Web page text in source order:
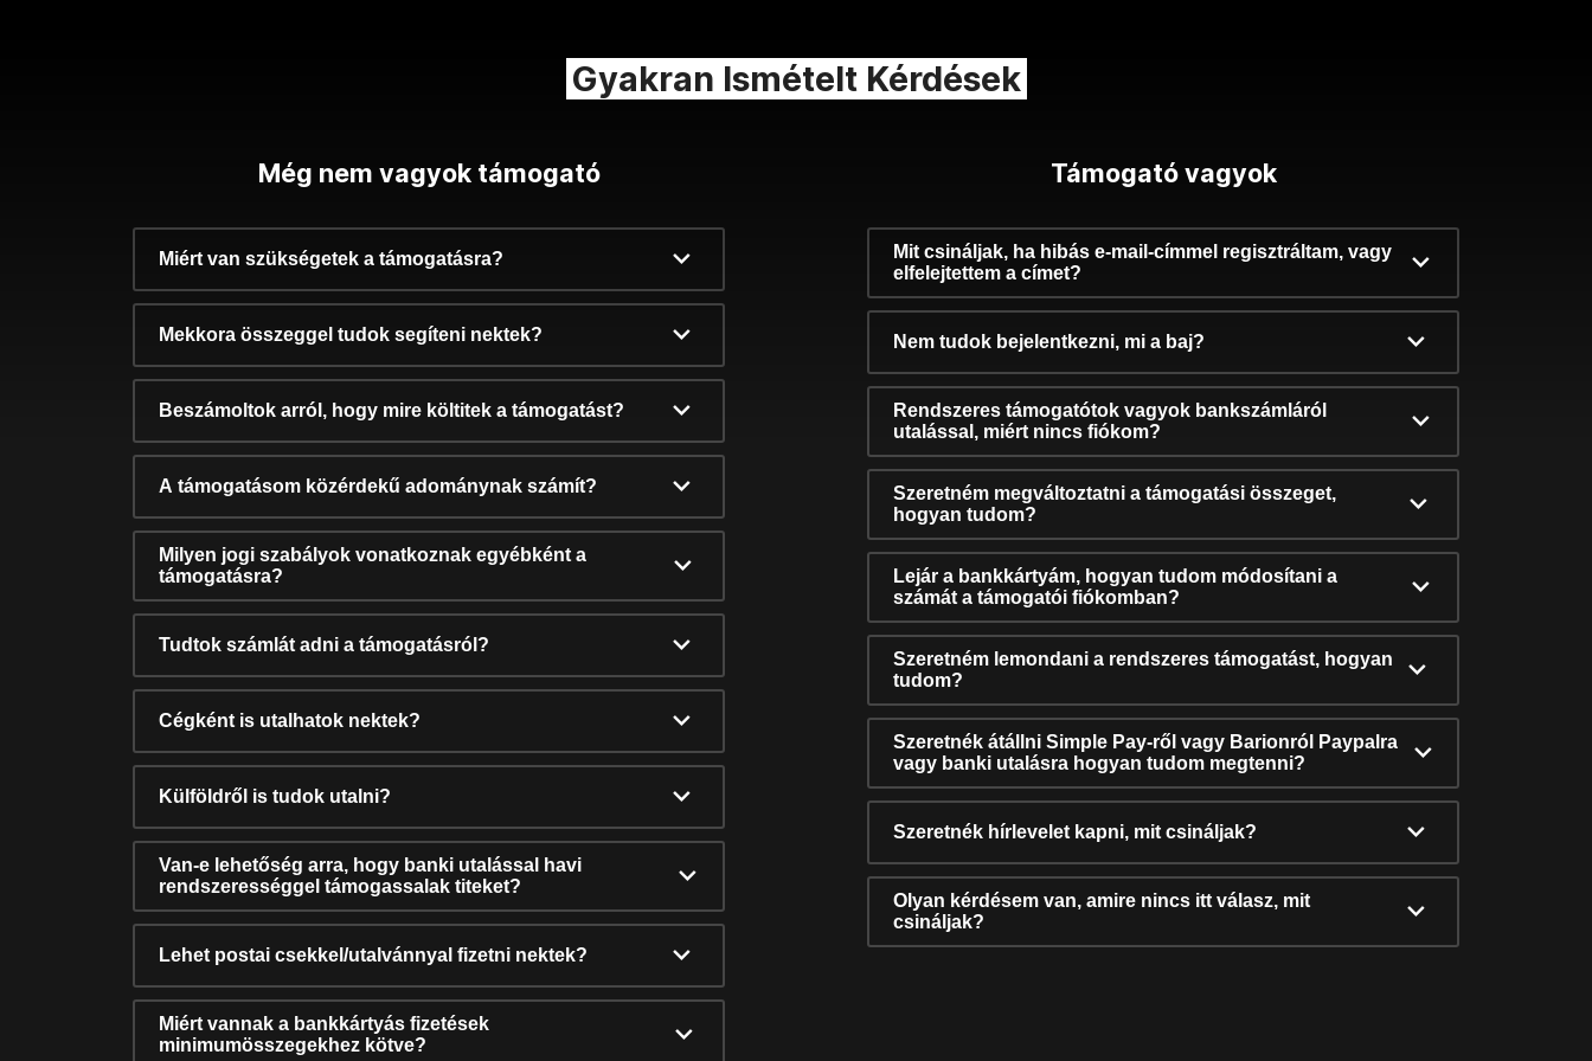
Gyakran Ismételt Kérdések
Még nem vagyok támogató
Miért van szükségetek a támogatásra?
Mekkora összeggel tudok segíteni nektek?
Beszámoltok arról, hogy mire költitek a támogatást?
A támogatásom közérdekű adománynak számít?
Milyen jogi szabályok vonatkoznak egyébként a
támogatásra?
Tudtok számlát adni a támogatásról?
Cégként is utalhatok nektek?
Külföldről is tudok utalni?
Van-e lehetőség arra, hogy banki utalással havi
rendszerességgel támogassalak titeket?
Lehet postai csekkel/utalvánnyal fizetni nektek?
Miért vannak a bankkártyás fizetések
minimumösszegekhez kötve?
Támogató vagyok
Mit csináljak, ha hibás e-mail-címmel regisztráltam, vagy
elfelejtettem a címet?
Nem tudok bejelentkezni, mi a baj?
Rendszeres támogatótok vagyok bankszámláról
utalással, miért nincs fiókom?
Szeretném megváltoztatni a támogatási összeget,
hogyan tudom?
Lejár a bankkártyám, hogyan tudom módosítani a
számát a támogatói fiókomban?
Szeretném lemondani a rendszeres támogatást, hogyan
tudom?
Szeretnék átállni Simple Pay-ről vagy Barionról Paypalra
vagy banki utalásra hogyan tudom megtenni?
Szeretnék hírlevelet kapni, mit csináljak?
Olyan kérdésem van, amire nincs itt válasz, mit
csináljak?